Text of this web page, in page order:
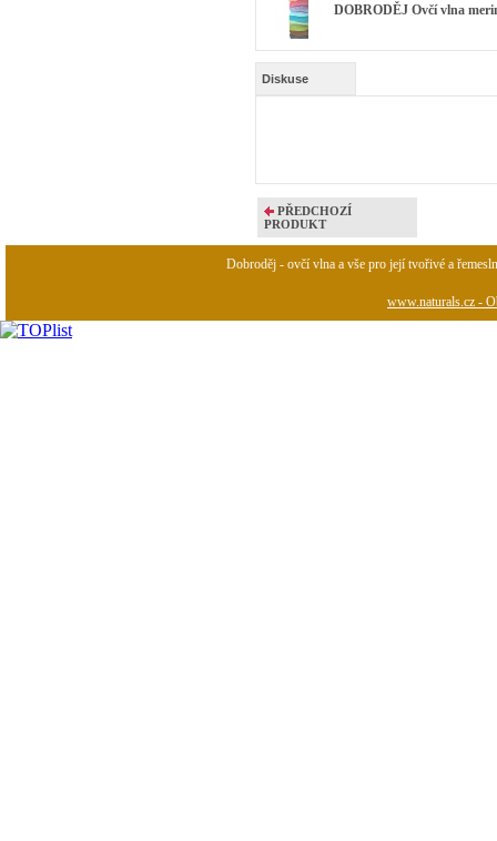
DOBRODĚJ Ovčí vlna
Diskuse
PŘEDCHOZÍ
PRODUKT
Dobroděj - ovčí vlna a vše pro její tvořivé a
www.naturals.cz -